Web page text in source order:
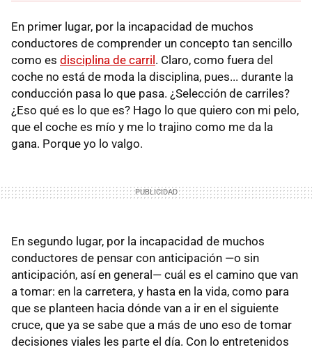
En primer lugar, por la incapacidad de muchos
conductores de comprender un concepto tan sencillo
como es disciplina de carril. Claro, como fuera del
coche no está de moda la disciplina, pues... durante la
conducción pasa lo que pasa. ¿Selección de carriles?
¿Eso qué es lo que es? Hago lo que quiero con mi pelo,
que el coche es mío y me lo trajino como me da la
gana. Porque yo lo valgo.
En segundo lugar, por la incapacidad de muchos
conductores de pensar con anticipación —o sin
anticipación, así en general— cuál es el camino que van
a tomar: en la carretera, y hasta en la vida, como para
que se planteen hacia dónde van a ir en el siguiente
cruce, que ya se sabe que a más de uno eso de tomar
decisiones viales les parte el día. Con lo entretenidos